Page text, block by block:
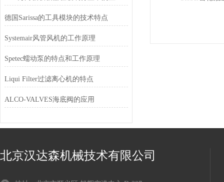
德国Sarissa的工具模块的技术特点
Systemair风管风机的工作原理
Spetec蠕动泵的特点和工作原理
Liqui Filter过滤离心机的特点
ALCO-VALVES海底阀的应用
北京汉达森机械技术有限公司